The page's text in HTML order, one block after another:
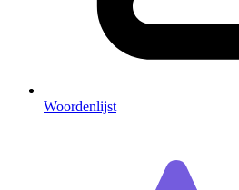
Woordenlijst